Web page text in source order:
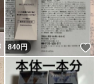
いいね！
840円